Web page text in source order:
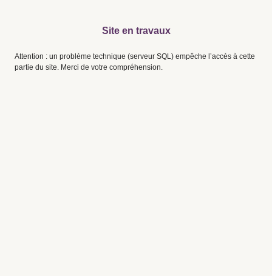
Site en travaux
Attention : un problème technique (serveur SQL) empêche l’accès à cette
partie du site. Merci de votre compréhension.